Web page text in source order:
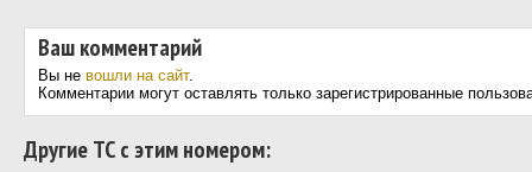
Ваш комментарий
Вы не вошли на сайт.
Комментарии могут оставлять только зарегистрированные
Другие ТС с этим номером: